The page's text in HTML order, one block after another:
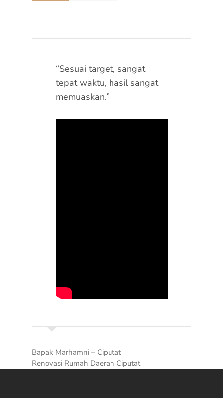
“Sesuai target, sangat
tepat waktu, hasil sangat
memuaskan.”
Bapak Marhamni – Ciputat
Renovasi Rumah Daerah Ciputat